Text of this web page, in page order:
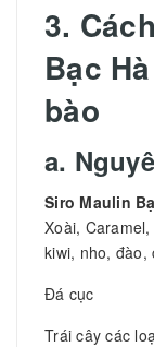
3.
Bạc
bào
a.
Siro Maulin
Xoài,
kiwi, nho, đào,
Đá cục
Trái cây các